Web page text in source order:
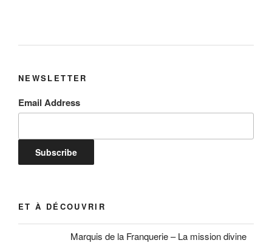
NEWSLETTER
Email Address
ET À DÉCOUVRIR
Marquis de la Franquerie – La mission divine